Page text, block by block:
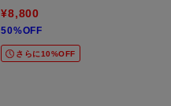
¥8,800
50%OFF
さらに10%OFF